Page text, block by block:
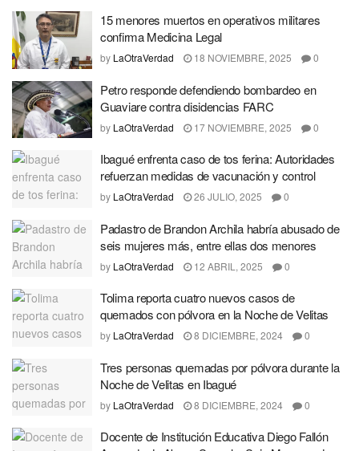
15 menores muertos en operativos militares
confirma Medicina Legal
by LaOtraVerdad 18 NOVIEMBRE, 2025 0
Petro responde defendiendo bombardeo en
Guaviare contra disidencias FARC
by LaOtraVerdad 17 NOVIEMBRE, 2025 0
Ibagué enfrenta caso de tos ferina: Autoridades
refuerzan medidas de vacunación y control
by LaOtraVerdad 26 JULIO, 2025 0
Padastro de Brandon Archila habría abusado de
seis mujeres más, entre ellas dos menores
by LaOtraVerdad 12 ABRIL, 2025 0
Tolima reporta cuatro nuevos casos de
quemados con pólvora en la Noche de Velitas
by LaOtraVerdad 8 DICIEMBRE, 2024 0
Tres personas quemadas por pólvora durante la
Noche de Velitas en Ibagué
by LaOtraVerdad 8 DICIEMBRE, 2024 0
Docente de Institución Educativa Diego Fallón